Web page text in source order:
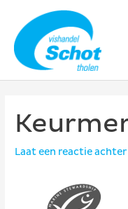
inhoud
Laat een reactie achter